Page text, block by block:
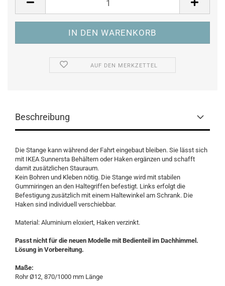
AUF DEN MERKZETTEL
Beschreibung
Die Stange kann während der Fahrt eingebaut bleiben. Sie lässt sich
mit IKEA Sunnersta Behältern oder Haken ergänzen und schafft
damit zusätzlichen Stauraum.
Kein Bohren und Kleben nötig. Die Stange wird mit stabilen
Gummiringen an den Haltegriffen befestigt. Links erfolgt die
Befestigung zusätzlich mit einem Haltewinkel am Schrank. Die
Haken sind individuell verschiebbar.
Material: Aluminium eloxiert, Haken verzinkt.
Passt nicht für die neuen Modelle mit Bedienteil im Dachhimmel.
Lösung in Vorbereitung.
Maße:
Rohr Ø12, 870/1000 mm Länge